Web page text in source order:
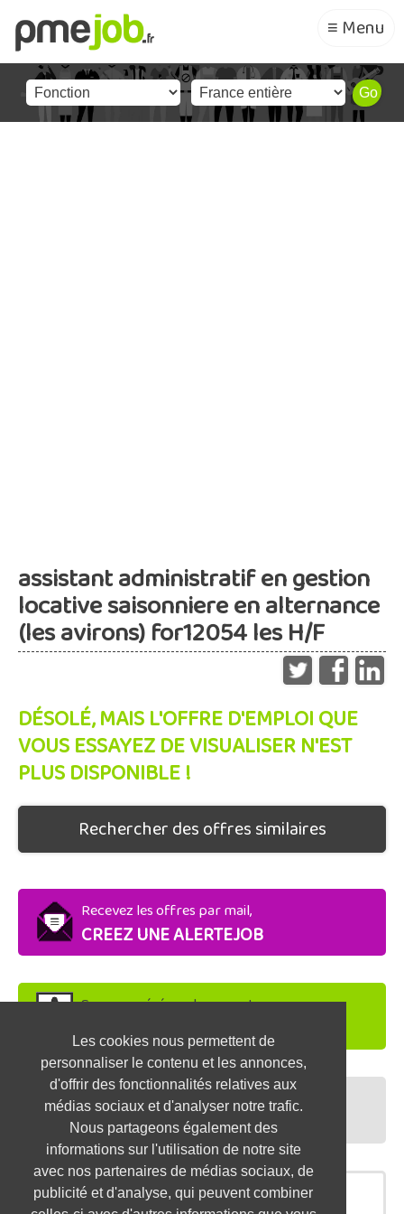
Les cookies nous permettent de
personnaliser le contenu et les annonces,
d'offrir des fonctionnalités relatives aux
médias sociaux et d'analyser notre trafic.
Nous partageons également des
informations sur l'utilisation de notre site
avec nos partenaires de médias sociaux, de
publicité et d'analyse, qui peuvent combiner
≡ Menu
assistant administratif en gestion
locative saisonniere en alternance
(les avirons) for12054 les H/F
DÉSOLÉ, MAIS L'OFFRE D'EMPLOI QUE
VOUS ESSAYEZ DE VISUALISER N'EST
PLUS DISPONIBLE !
Rechercher des offres similaires
Recevez les offres par mail,
CREEZ UNE ALERTEJOB
Soyez repéré par les recruteurs,
DEPOSEZ VOTRE CV
Préparez vos entretiens,
TESTEZ-VOUS
OFFRES SIMILAIRES